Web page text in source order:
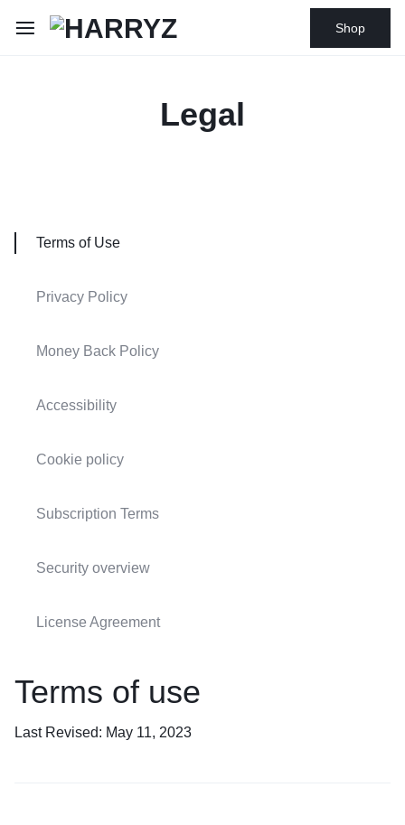
Shop
Legal
Terms of Use
Privacy Policy
Money Back Policy
Accessibility
Cookie policy
Subscription Terms
Security overview
License Agreement
Terms of use
Last Revised: May 11, 2023